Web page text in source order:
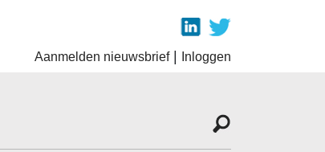
Aanmelden nieuwsbrief| Inloggen